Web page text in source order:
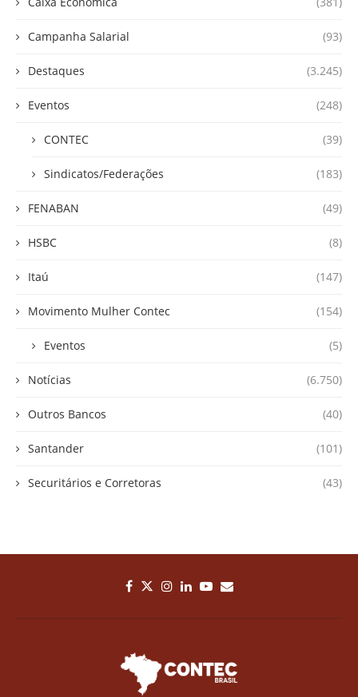
Campanha Salarial (93)
Destaques (3.245)
Eventos (248)
CONTEC (39)
Sindicatos/Federações (183)
FENABAN (49)
HSBC (8)
Itaú (147)
Movimento Mulher Contec (154)
Eventos (5)
Notícias (6.750)
Outros Bancos (40)
Santander (101)
Securitários e Corretoras (43)